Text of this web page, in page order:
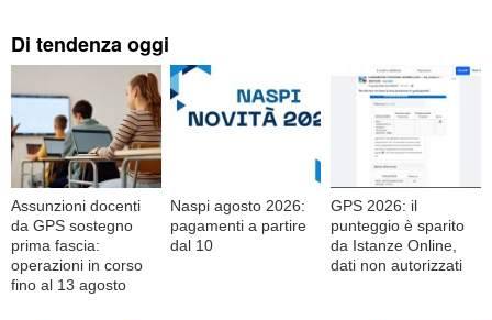
Di tendenza oggi
Assunzioni docenti
da GPS sostegno
prima fascia:
operazioni in corso
fino al 13 agosto
Naspi agosto 2026:
pagamenti a partire
dal 10
GPS 2026: il
punteggio è sparito
da Istanze Online,
dati non autorizzati